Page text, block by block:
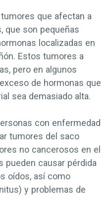
que afectan a
que son pequeñas
localizadas en
Estos tumores a
pero en algunos
de hormonas que
sea demasiado alta.
con enfermedad
tumores del saco
no cancerosos en el
pueden causar pérdida
oídos, así como
y problemas de